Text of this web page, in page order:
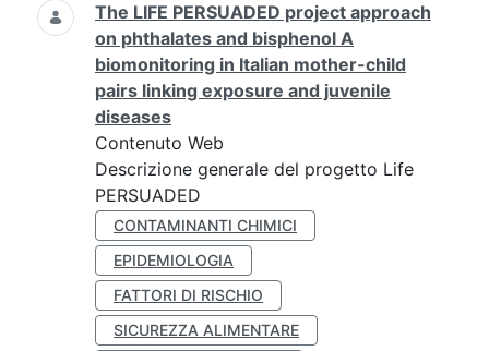
The LIFE PERSUADED project approach
on phthalates and bisphenol A
biomonitoring in Italian mother-child
pairs linking exposure and juvenile
diseases
Contenuto Web
Descrizione generale del progetto Life
PERSUADED
CONTAMINANTI CHIMICI
EPIDEMIOLOGIA
FATTORI DI RISCHIO
SICUREZZA ALIMENTARE